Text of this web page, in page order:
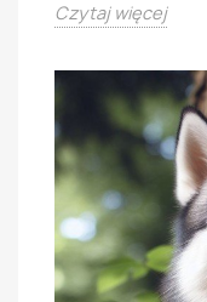
Czytaj więcej